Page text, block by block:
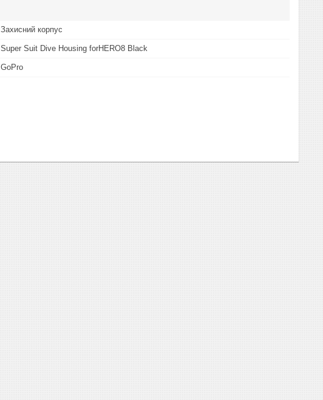
Захисний корпус
Super Suit Dive Housing forHERO8 Black
GoPro